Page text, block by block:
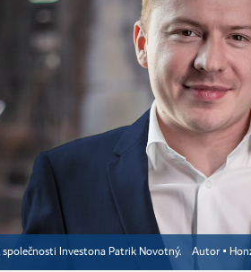
společnosti Investona Patrik Novotný. Autor ▪